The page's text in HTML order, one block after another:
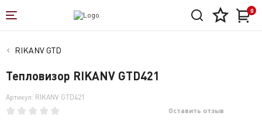
0
RIKANV GTD
Тепловизор RIKANV GTD421
Артикул: RIKANV GTD421
Оставить отзыв